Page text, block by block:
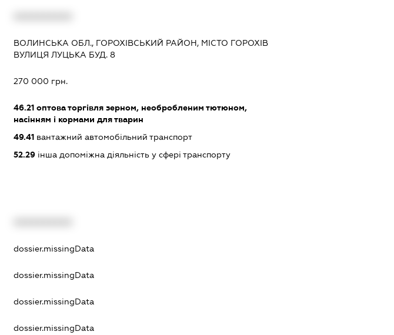
ВОЛИНСЬКА ОБЛ., ГОРОХІВСЬКИЙ РАЙОН, МІСТО ГОРОХІВ
ВУЛИЦЯ ЛУЦЬКА БУД. 8
270 000 грн.
46.21 оптова торгівля зерном, необробленим тютюном,
насінням і кормами для тварин
49.41 вантажний автомобільний транспорт
52.29 інша допоміжна діяльність у сфері транспорту
dossier.missingData
dossier.missingData
dossier.missingData
dossier.missingData